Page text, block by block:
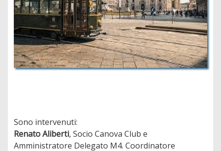
Sono intervenuti:
Renato Aliberti, Socio Canova Club e
Amministratore Delegato M4. Coordinatore